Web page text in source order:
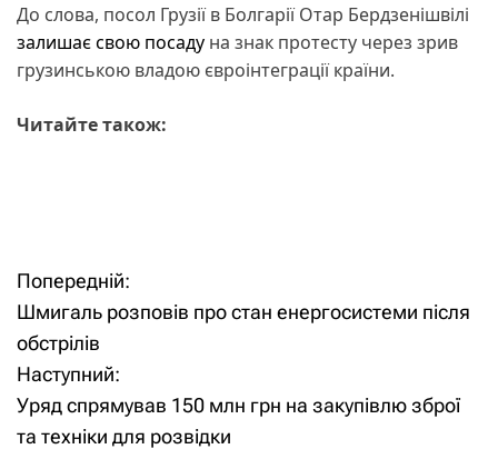
До слова, посол Грузії в Болгарії Отар Бердзенішвілі
залишає свою посаду на знак протесту через зрив
грузинською владою євроінтеграції країни.
Читайте також:
Н
а
в
і
Попередній:
Шмигаль розповів про стан енергосистеми після
обстрілів
Наступний:
Уряд спрямував 150 млн грн на закупівлю зброї
та техніки для розвідки